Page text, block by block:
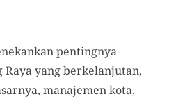
pentingnya
Raya yang berkelanjutan,
manajemen kota,